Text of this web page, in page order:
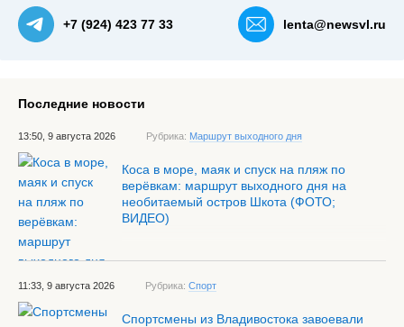
+7 (924) 423 77 33 lenta@newsvl.ru
Последние новости
13:50, 9 августа 2026 Рубрика: Маршрут выходного дня
Коса в море, маяк и спуск на пляж по
верёвкам: маршрут выходного дня на
необитаемый остров Шкота (ФОТО;
ВИДЕО)
11:33, 9 августа 2026 Рубрика: Спорт
Спортсмены из Владивостока завоевали